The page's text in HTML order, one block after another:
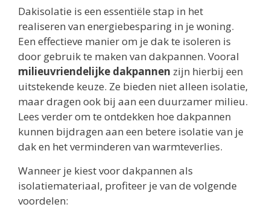
Dakisolatie is een essentiële stap in het
realiseren van energiebesparing in je woning.
Een effectieve manier om je dak te isoleren is
door gebruik te maken van dakpannen. Vooral
milieuvriendelijke dakpannen zijn hierbij een
uitstekende keuze. Ze bieden niet alleen isolatie,
maar dragen ook bij aan een duurzamer milieu.
Lees verder om te ontdekken hoe dakpannen
kunnen bijdragen aan een betere isolatie van je
dak en het verminderen van warmteverlies.
Wanneer je kiest voor dakpannen als
isolatiemateriaal, profiteer je van de volgende
voordelen: